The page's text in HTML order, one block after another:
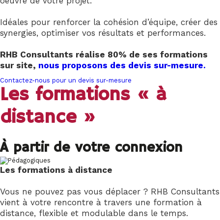
Idéales pour renforcer la cohésion d’équipe, créer des
synergies, optimiser vos résultats et performances.
RHB Consultants réalise 80% de ses formations
sur site, nous proposons des devis sur-mesure.
Contactez-nous pour un devis sur-mesure
Les formations « à
distance »
À partir de votre connexion
Les formations à distance
Vous ne pouvez pas vous déplacer ? RHB Consultants
vient à votre rencontre à travers une formation à
distance, flexible et modulable dans le temps.